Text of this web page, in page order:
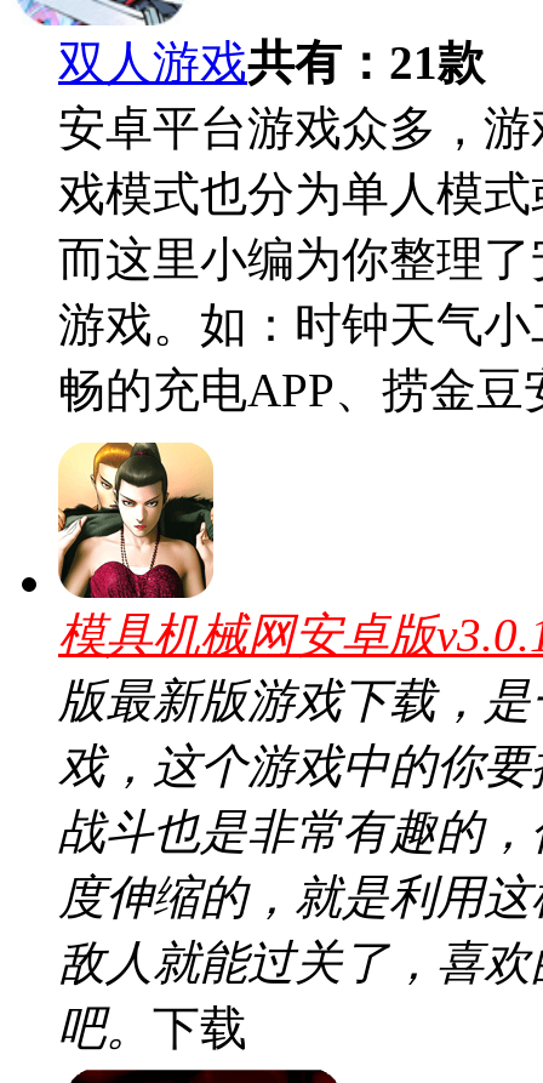
双人游戏共有： 21款
安卓平台游戏众多，
戏模式也分为单人模
而这里小编为你整理
游戏。如：时钟天气
畅的充电APP、捞金豆
模具机械网安卓版
版最新版游戏下载，
戏，这个游戏中的你
战斗也是非常有趣的
度伸缩的，就是利用
敌人就能过关了，喜
吧。 下载